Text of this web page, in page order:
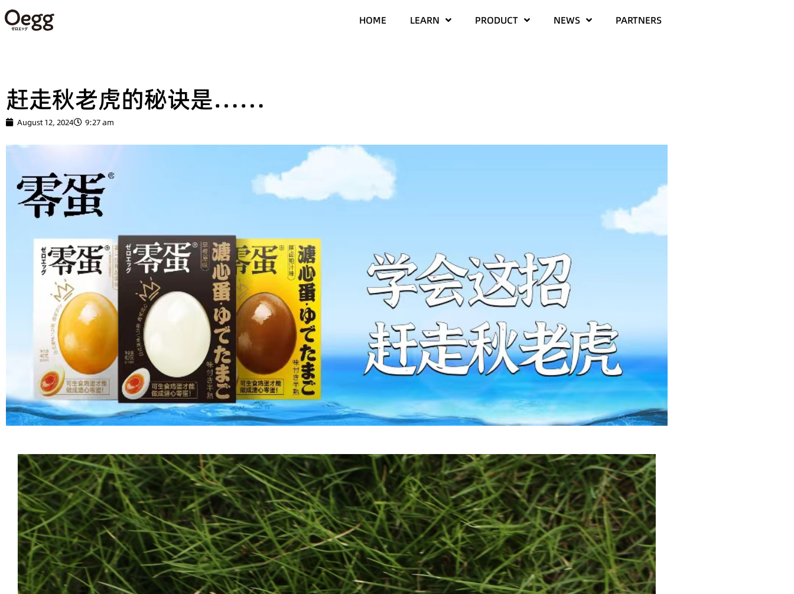
HOME LEARN PRODUCT NEWS PARTNERS
赶走秋老虎的秘诀是……
August 12, 2024 9:27 am